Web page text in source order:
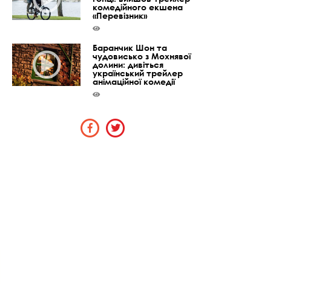
комедійного екшена
«Перевізник»
Баранчик Шон та
чудовисько з Мохнявої
долини: дивіться
український трейлер
анімаційної комедії